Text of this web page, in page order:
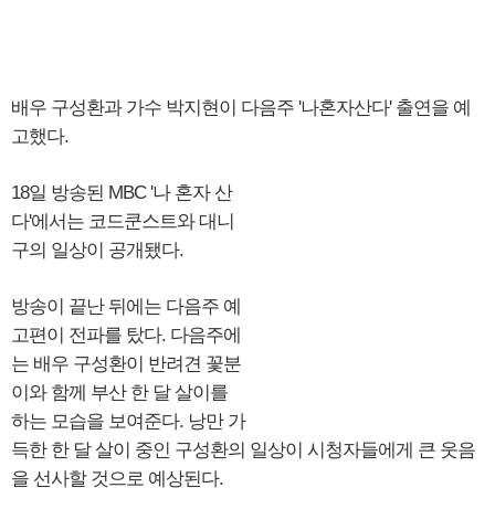
배우 구성환과 가수 박지현이 다음주 '나혼자산다' 출연을 예
고했다.
18일 방송된 MBC '나 혼자 산
다'에서는 코드쿤스트와 대니
구의 일상이 공개됐다.
방송이 끝난 뒤에는 다음주 예
고편이 전파를 탔다. 다음주에
는 배우 구성환이 반려견 꽃분
이와 함께 부산 한 달 살이를
하는 모습을 보여준다. 낭만 가
득한 한 달 살이 중인 구성환의 일상이 시청자들에게 큰 웃음
을 선사할 것으로 예상된다.